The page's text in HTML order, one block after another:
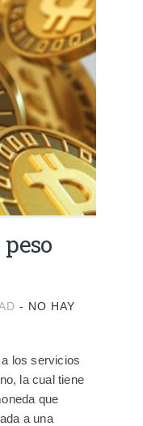
- NO HAY
los servicios
la cual tiene
que
a una